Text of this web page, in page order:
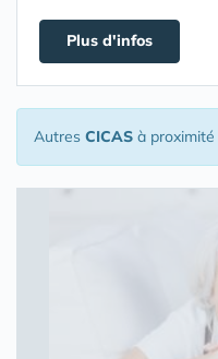
Plus d'infos
Autres CICAS à proximité